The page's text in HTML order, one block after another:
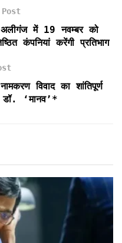
में 19 नवम्बर को
कंपनियां करेंगी प्रतिभाग
विवाद का शांतिपूर्ण
डॉ. ‘मानव’*